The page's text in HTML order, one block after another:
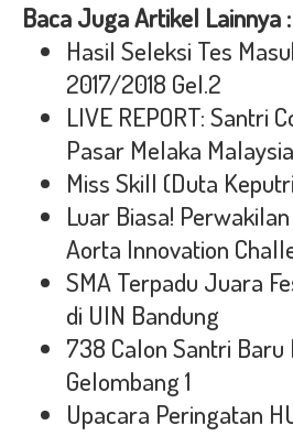
Baca Juga Artikel Lainnya :
Hasil Seleksi Tes
2017/2018 Gel.2
LIVE REPORT: Santri
Pasar Melaka Malaysia
Miss Skill (Duta
Luar Biasa!
Aorta Innovation
SMA Terpadu Juara
di UIN Bandung
738 Calon Santri
Gelombang 1
Upacara Peringatan